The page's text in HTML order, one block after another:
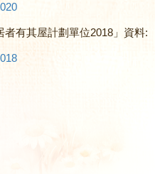
有其屋計劃單位2018」資料: